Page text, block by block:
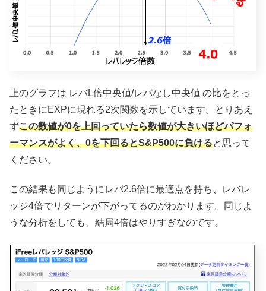
上のグラフは レバL倍中央値/レバなし中央値 の比をとっ
たときにEXPに現れる2次関数を示しています。とりあえ
ずこの数値が0を上回っていたら数値が大きいほどパフォ
ーマンスがよく、0を下回るとS&P500に負けると思って
ください。
この結果も同じようにレバ2.6倍に最適点を持ち、レバレ
ッジ4倍でリターンが下がってるのがわかります。同じよ
うな分析をしても、結局4倍はやりすぎなのです。